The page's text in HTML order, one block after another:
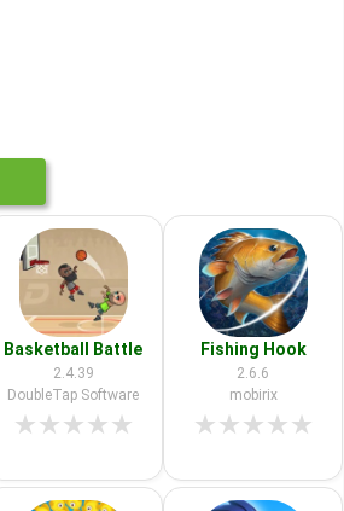
Basketball Battle
2.4.39
DoubleTap Software
★★★★★
Fishing Hook
2.6.6
mobirix
★★★★★